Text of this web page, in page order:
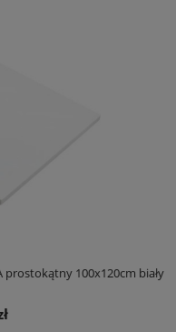
100x120cm biały